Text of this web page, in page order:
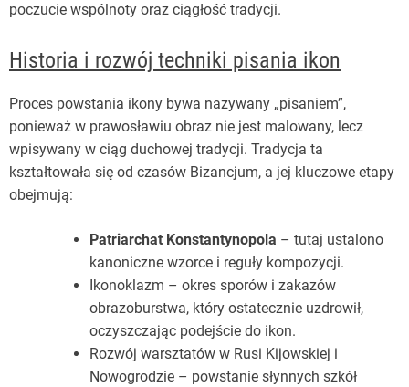
poczucie wspólnoty oraz ciągłość tradycji.
Historia i rozwój techniki pisania ikon
Proces powstania ikony bywa nazywany „pisaniem”,
ponieważ w prawosławiu obraz nie jest malowany, lecz
wpisywany w ciąg duchowej tradycji. Tradycja ta
kształtowała się od czasów Bizancjum, a jej kluczowe etapy
obejmują:
Patriarchat Konstantynopola – tutaj ustalono
kanoniczne wzorce i reguły kompozycji.
Ikonoklazm – okres sporów i zakazów
obrazoburstwa, który ostatecznie uzdrowił,
oczyszczając podejście do ikon.
Rozwój warsztatów w Rusi Kijowskiej i
Nowogrodzie – powstanie słynnych szkół